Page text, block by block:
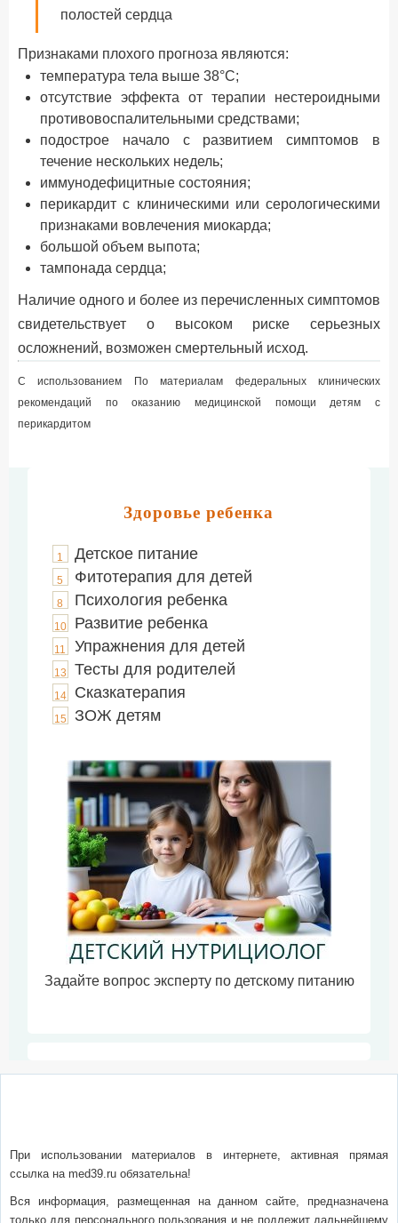
полостей сердца
Признаками плохого прогноза являются:
температура тела выше 38°С;
отсутствие эффекта от терапии нестероидными
противовоспалительными средствами;
подострое начало c развитием симптомов в
течение нескольких недель;
иммунодефицитные состояния;
перикардит с клиническими или серологическими
признаками вовлечения миокарда;
большой объем выпота;
тампонада сердца;
Наличие одного и более из перечисленных симптомов
свидетельствует о высоком риске серьезных
осложнений, возможен смертельный исход.
С использованием
По материалам федеральных клинических
рекомендаций по оказанию медицинской помощи детям с
перикардитом
Здоровье ребенка
1 Детское питание
5 Фитотерапия для детей
8 Психология ребенка
10 Развитие ребенка
11 Упражнения для детей
13 Тесты для родителей
14 Сказкатерапия
15 ЗОЖ детям
Задайте вопрос эксперту по детскому питанию
При использовании материалов в интернете, активная прямая
ссылка на med39.ru обязательна!
Вся информация, размещенная на данном сайте, предназначена
только для персонального пользования и не подлежит дальнейшему